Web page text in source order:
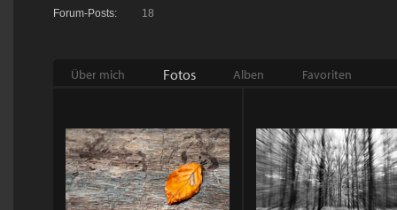
Forum-Posts:
18
Über mich Fotos Alben Favoriten